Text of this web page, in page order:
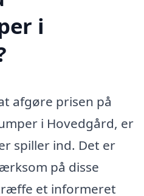
i
afgøre prisen på
i Hovedgård, er
spiller ind. Det er
på disse
et informeret